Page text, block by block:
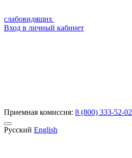
слабовидящих
Вход в личный кабинет
Приемная комиссия: 8 (800) 333-52-02
Русский English